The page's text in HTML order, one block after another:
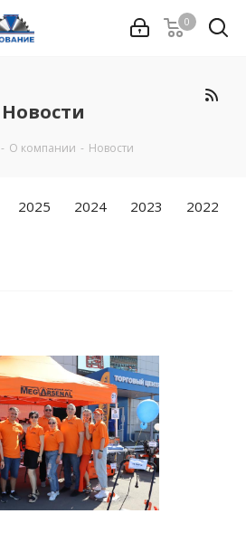
0
Новости
- О компании - Новости
2025 2024 2023 2022